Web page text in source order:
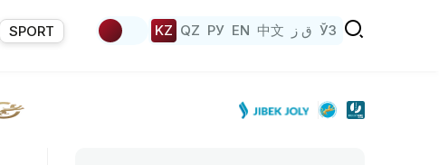
SPORT KZ QZ РУ EN 中文 ق ز ЎЗ